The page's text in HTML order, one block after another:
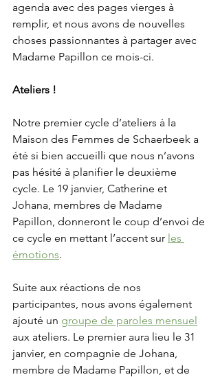
agenda avec des pages vierges à
remplir, et nous avons de nouvelles
choses passionnantes à partager avec
Madame Papillon ce mois-ci.
Ateliers !
Notre premier cycle d’ateliers à la
Maison des Femmes de Schaerbeek a
été si bien accueilli que nous n’avons
pas hésité à planifier le deuxième
cycle. Le 19 janvier, Catherine et
Johana, membres de Madame
Papillon, donneront le coup d’envoi de
ce cycle en mettant l’accent sur les
émotions.
Suite aux réactions de nos
participantes, nous avons également
ajouté un groupe de paroles mensuel
aux ateliers. Le premier aura lieu le 31
janvier, en compagnie de Johana,
membre de Madame Papillon, et de